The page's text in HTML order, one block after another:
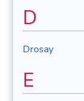
D
Drosay
E